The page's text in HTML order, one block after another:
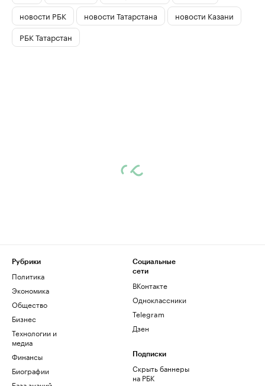
новости РБК
новости Татарстана
новости Казани
РБК Татарстан
Рубрики
Политика
Экономика
Общество
Бизнес
Технологии и
медиа
Финансы
Биографии
Социальные
сети
ВКонтакте
Одноклассники
Telegram
Дзен
Подписки
Скрыть баннеры
на РБК